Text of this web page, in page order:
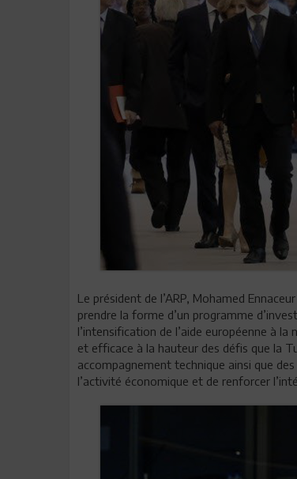
Le président de l’ARP, Mohamed
prendre la forme d’un programme
l’intensification de l’aide européenne à
et efficace à la hauteur des défis que la
accompagnement technique ainsi que
l’activité économique et de renforcer